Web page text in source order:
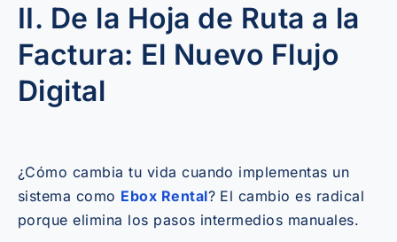
II. De la Hoja de Ruta a la
Factura: El Nuevo Flujo
Digital
¿Cómo cambia tu vida cuando implementas un
sistema como Ebox Rental? El cambio es radical
porque elimina los pasos intermedios manuales.